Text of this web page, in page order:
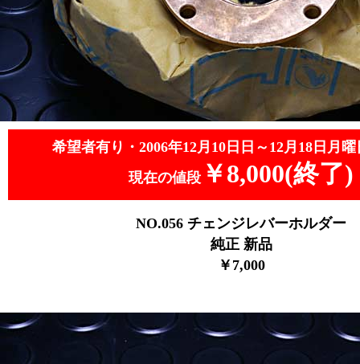
希望者有り・2006年12月10日日～12月18日月曜
現在の値段 ￥8,000(終了)
NO.056 チェンジレバーホルダー
純正 新品
￥7,000